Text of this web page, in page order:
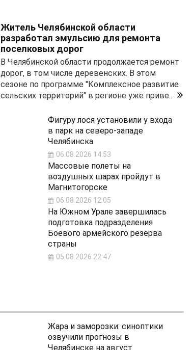
Житель Челябинской области
разработал эмульсию для ремонта
поселковых дорог
В Челябинской области продолжается ремонт
дорог, в том числе деревенских. В этом
сезоне по программе "Комплексное развитие
сельских территорий" в регионе уже приве..
Фигуру лося установили у входа
в парк на северо-западе
Челябинска
06.08.2026 14:53
Массовые полеты на
воздушных шарах пройдут в
Магнитогорске
06.08.2026 12:05
На Южном Урале завершилась
подготовка подразделения
Боевого армейского резерва
страны
05.08.2026 22:47
Жара и заморозки: синоптики
озвучили прогнозы в
Челябинске на август